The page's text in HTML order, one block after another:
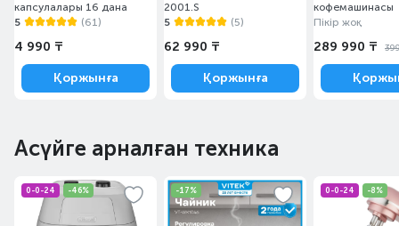
капсулалары 16 дана
5
(61)
4 990 ₸
Қоржынға
2001.S
5
(5)
62 990 ₸
Қоржынға
кофемашинасы
Пікір жоқ
289 990 ₸
Асүйге арналған техника
0-0-24 -46% -17% 0-0-24 -8%